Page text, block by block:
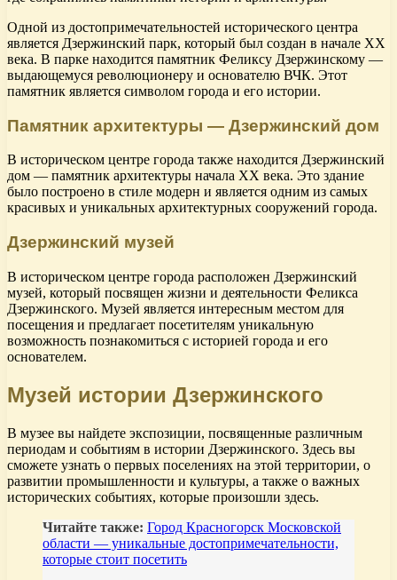
Одной из достопримечательностей исторического центра
является Дзержинский парк, который был создан в начале XX
века. В парке находится памятник Феликсу Дзержинскому —
выдающемуся революционеру и основателю ВЧК. Этот
памятник является символом города и его истории.
Памятник архитектуры — Дзержинский дом
В историческом центре города также находится Дзержинский
дом — памятник архитектуры начала XX века. Это здание
было построено в стиле модерн и является одним из самых
красивых и уникальных архитектурных сооружений города.
Дзержинский музей
В историческом центре города расположен Дзержинский
музей, который посвящен жизни и деятельности Феликса
Дзержинского. Музей является интересным местом для
посещения и предлагает посетителям уникальную
возможность познакомиться с историей города и его
основателем.
Музей истории Дзержинского
В музее вы найдете экспозиции, посвященные различным
периодам и событиям в истории Дзержинского. Здесь вы
сможете узнать о первых поселениях на этой территории, о
развитии промышленности и культуры, а также о важных
исторических событиях, которые произошли здесь.
Читайте также: Город Красногорск Московской
области — уникальные достопримечательности,
которые стоит посетить